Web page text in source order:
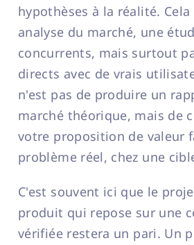
hypothèses à la réalité.
analyse du marché, une
concurrents, mais surtout
directs avec de vrais
n'est pas de produire un
marché théorique, mais de
votre proposition de valeur
problème réel, chez une
C'est souvent ici que le
produit qui repose sur une
vérifiée restera un pari. Un